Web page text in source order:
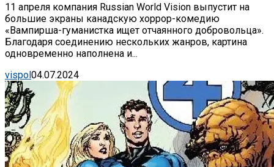
11 апреля компания Russian World Vision выпустит на
большие экраны канадскую хоррор-комедию
«Вампирша-гуманистка ищет отчаянного добровольца».
Благодаря соединению нескольких жанров, картина
одновременно наполнена и...
vispol04.07.2024